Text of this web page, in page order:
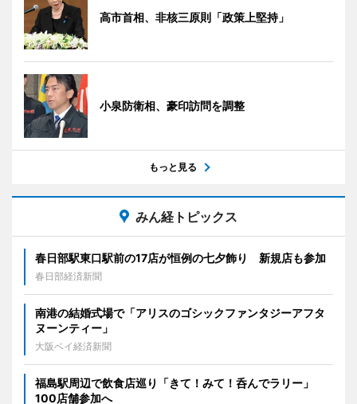
高市首相、非核三原則「政策上堅持」
小泉防衛相、豪印訪問を調整
もっと見る
みん経トピックス
春日部駅東口駅前の17店が恒例の七夕飾り 新規店も参加
春日部経済新聞
南港の結婚式場で「アリスのゴシックファンタジーアフタ
ヌーンティー」
大阪ベイ経済新聞
福島駅周辺で飲食店巡り「きて！みて！呑んでラリー」
100店舗参加へ